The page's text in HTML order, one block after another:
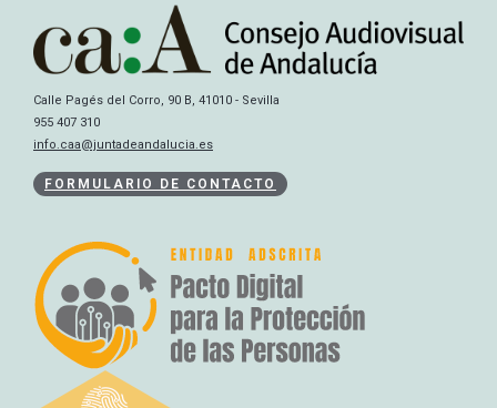
Calle Pagés del Corro, 90 B, 41010 - Sevilla
955 407 310
info.caa@juntadeandalucia.es
FORMULARIO DE CONTACTO